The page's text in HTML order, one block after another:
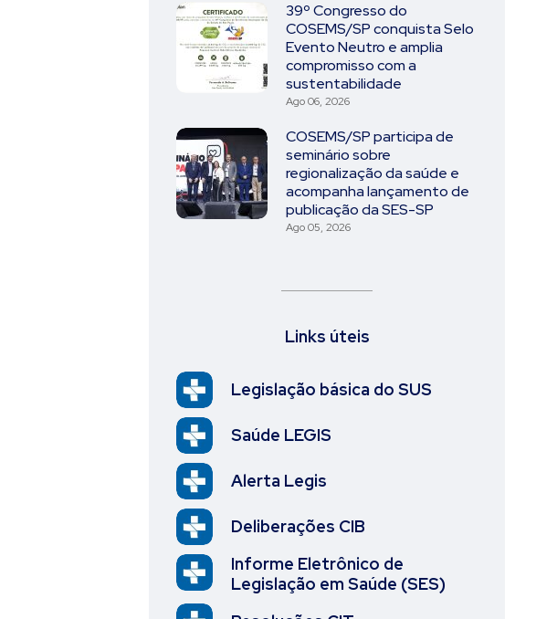
39º Congresso do
COSEMS/SP conquista Selo
Evento Neutro e amplia
compromisso com a
sustentabilidade
Ago 06, 2026
COSEMS/SP participa de
seminário sobre
regionalização da saúde e
acompanha lançamento de
publicação da SES-SP
Ago 05, 2026
Links úteis
Legislação básica do SUS
Saúde LEGIS
Alerta Legis
Deliberações CIB
Informe Eletrônico de
Legislação em Saúde (SES)